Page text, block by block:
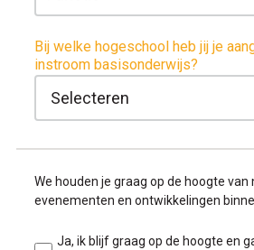
Bij welke hogeschool heb jij je
instroom basisonderwijs?
We houden je graag op de hoogte van
evenementen en ontwikkelingen
Ja, ik blijf graag op de hoogte en